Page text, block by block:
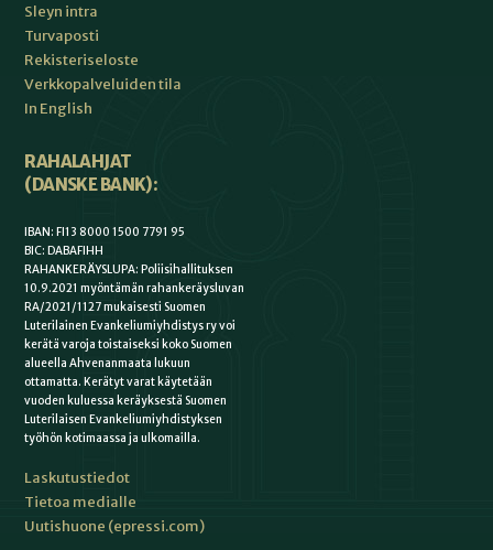
Sleyn intra
Turvaposti
Rekisteriseloste
Verkkopalveluiden tila
In English
RAHALAHJAT
(DANSKE BANK):
IBAN: FI13 8000 1500 7791 95
BIC: DABAFIHH
RAHANKERÄYSLUPA: Poliisihallituksen
10.9.2021 myöntämän rahankeräysluvan
RA/2021/1127 mukaisesti Suomen
Luterilainen Evankeliumiyhdistys ry voi
kerätä varoja toistaiseksi koko Suomen
alueella Ahvenanmaata lukuun
ottamatta. Kerätyt varat käytetään
vuoden kuluessa keräyksestä Suomen
Luterilaisen Evankeliumiyhdistyksen
työhön kotimaassa ja ulkomailla.
Laskutustiedot
Tietoa medialle
Uutishuone (epressi.com)